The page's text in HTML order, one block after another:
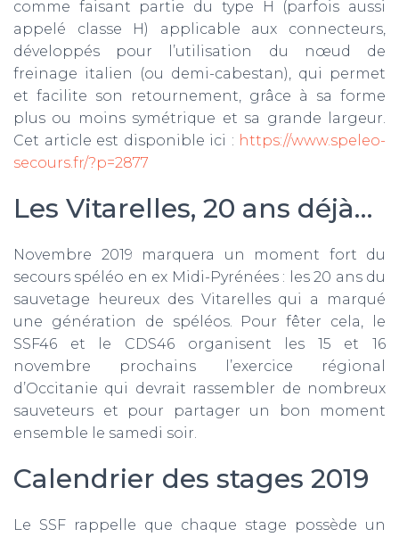
comme faisant partie du type H (parfois aussi
appelé classe H) applicable aux connecteurs,
développés pour l’utilisation du nœud de
freinage italien (ou demi-cabestan), qui permet
et facilite son retournement, grâce à sa forme
plus ou moins symétrique et sa grande largeur.
Cet article est disponible ici : https://www.speleo-
secours.fr/?p=2877
Les Vitarelles, 20 ans déjà…
Novembre 2019 marquera un moment fort du
secours spéléo en ex Midi-Pyrénées : les 20 ans du
sauvetage heureux des Vitarelles qui a marqué
une génération de spéléos. Pour fêter cela, le
SSF46 et le CDS46 organisent les 15 et 16
novembre prochains l’exercice régional
d’Occitanie qui devrait rassembler de nombreux
sauveteurs et pour partager un bon moment
ensemble le samedi soir.
Calendrier des stages 2019
Le SSF rappelle que chaque stage possède un